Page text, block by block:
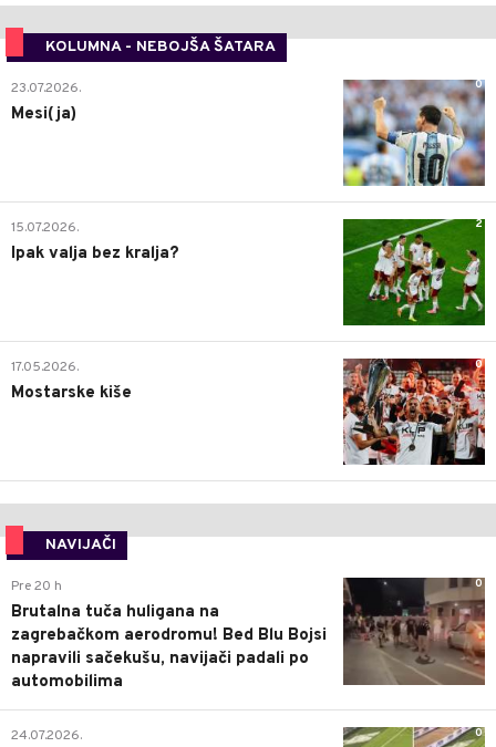
KOLUMNA - NEBOJŠA ŠATARA
0
23.07.2026.
Mesi(ja)
2
15.07.2026.
Ipak valja bez kralja?
0
17.05.2026.
Mostarske kiše
NAVIJAČI
0
Pre 20 h
Brutalna tuča huligana na
zagrebačkom aerodromu! Bed Blu Bojsi
napravili sačekušu, navijači padali po
automobilima
0
24.07.2026.